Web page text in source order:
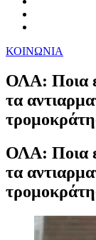
ΚΟΙΝΩΝΙΑ
ΟΛΑ: Ποια
τα
ΟΛΑ: Ποια
τα